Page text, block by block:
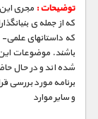
توضیحات : مجری­
که از جمله­ ی
که داستانهای
باشند. موضوعات این
شده­ اند و در حال
برنامه مورد بررسی
و سایر موارد